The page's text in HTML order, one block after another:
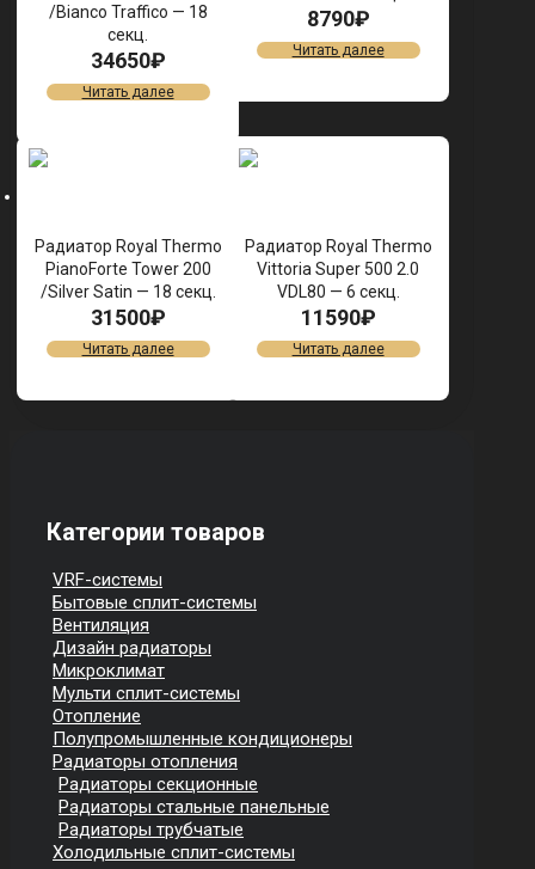
/Bianco Traffico — 18
секц.
34650₽
Читать далее
8790₽
Читать далее
Радиатор Royal Thermo
PianoForte Tower 200
/Silver Satin — 18 секц.
31500₽
Читать далее
Радиатор Royal Thermo
Vittoria Super 500 2.0
VDL80 — 6 секц.
11590₽
Читать далее
Категории товаров
VRF-системы
Бытовые сплит-системы
Вентиляция
Дизайн радиаторы
Микроклимат
Мульти сплит-системы
Отопление
Полупромышленные кондиционеры
Радиаторы отопления
Радиаторы секционные
Радиаторы стальные панельные
Радиаторы трубчатые
Холодильные сплит-системы